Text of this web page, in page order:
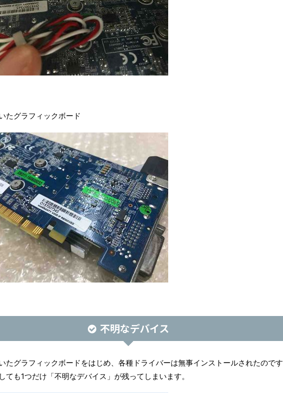
たグラフィックボード
不明なデバイス
たグラフィックボードをはじめ、各種ドライバーは無事インストールされたのです
ても1つだけ「不明なデバイス」が残ってしまいます。